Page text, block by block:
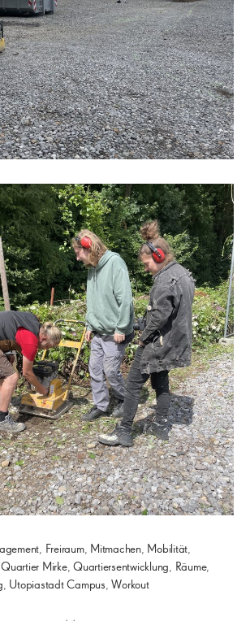
, Freiraum, Mitmachen, Mobilität,
Quartier Mirke,Quartiersentwicklung, Räume,
, Utopiastadt Campus,Workout